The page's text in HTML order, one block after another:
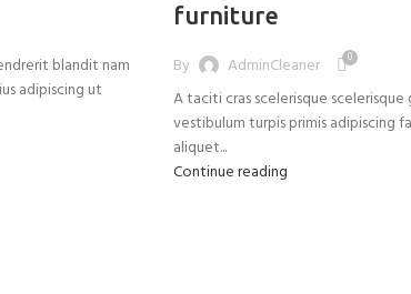
blandit nam
adipiscing ut
furniture
By AdminCleaner 0
A taciti cras scelerisque
vestibulum turpis primis adipiscing
aliquet...
Continue reading